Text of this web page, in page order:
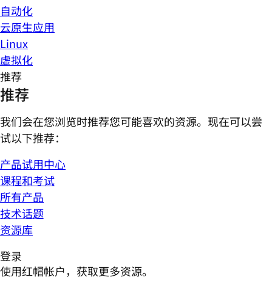
自动化
云原生应用
Linux
虚拟化
推荐
推荐
我们会在您浏览时推荐您可能喜欢的资源。现在可以尝
试以下推荐：
产品试用中心
课程和考试
所有产品
技术话题
资源库
登录
使用红帽帐户，获取更多资源。